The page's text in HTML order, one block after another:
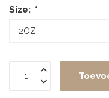
Size: *